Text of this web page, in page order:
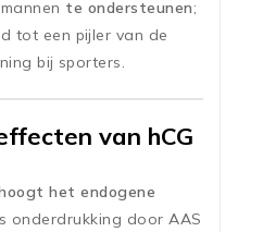
te ondersteunen;
tot een pijler van de
bij sporters.
van hCG
het endogene
onderdrukking door AAS